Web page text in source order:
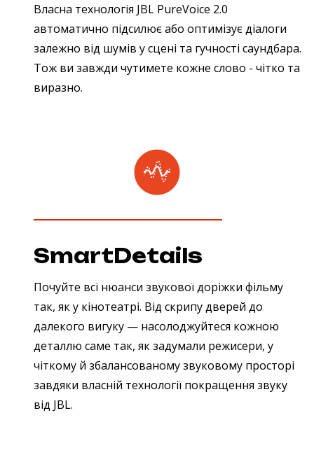
Власна технологія JBL PureVoice 2.0
автоматично підсилює або оптимізує діалоги
залежно від шумів у сцені та гучності саундбара.
Тож ви завжди чутимете кожне слово - чітко та
виразно.
SmartDetails
Почуйте всі нюанси звукової доріжки фільму
так, як у кінотеатрі. Від скрипу дверей до
далекого вигуку — насолоджуйтеся кожною
деталлю саме так, як задумали режисери, у
чіткому й збалансованому звуковому просторі
завдяки власній технології покращення звуку
від JBL.